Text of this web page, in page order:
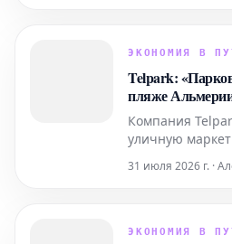
стимулирование
ЭКОНОМИЯ В
Telpark:
пляже
Компания
уличную
превратив его в
сервису Telpark
31 июля 2026 г. ·
ЭКОНОМИЯ В